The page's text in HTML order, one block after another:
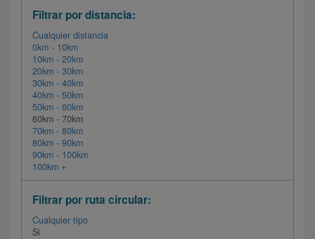
Filtrar por distancia:
Cualquier distancia
0km - 10km
10km - 20km
20km - 30km
30km - 40km
40km - 50km
50km - 60km
60km - 70km
70km - 80km
80km - 90km
90km - 100km
100km +
Filtrar por ruta circular:
Cualquier tipo
Si